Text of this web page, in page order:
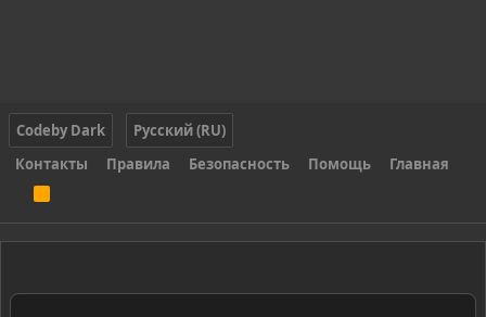
Codeby Dark
Русский (RU)
Контакты
Правила Безопасность Помощь Главная
S